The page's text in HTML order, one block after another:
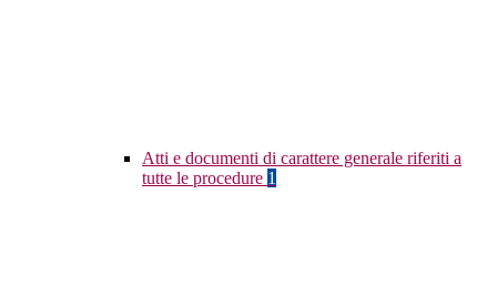
Atti e documenti di carattere generale riferiti a
tutte le procedure 1